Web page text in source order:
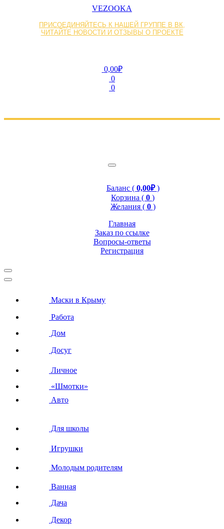
VEZOOKA
ПРИСОЕДИНЯЙТЕСЬ К НАШЕЙ ГРУППЕ В ВК,
ЧИТАЙТЕ НОВОСТИ И ОТЗЫВЫ О ПРОЕКТЕ
0,00₽
0
0
Баланс ( 0,00₽)
Корзина ( 0 )
Желания ( 0 )
Главная
Заказ по ссылке
Вопросы-ответы
Регистрация
Маски в Крыму
Работа
Дом
Досуг
Личное
«Шмотки»
Авто
Для школы
Игрушки
Молодым родителям
Ванная
Дача
Декор